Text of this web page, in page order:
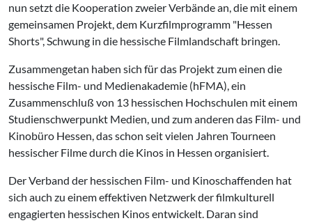
nun setzt die Kooperation zweier Verbände an, die mit einem
gemeinsamen Projekt, dem Kurzfilmprogramm "Hessen
Shorts", Schwung in die hessische Filmlandschaft bringen.
Zusammengetan haben sich für das Projekt zum einen die
hessische Film- und Medienakademie (hFMA), ein
Zusammenschluß von 13 hessischen Hochschulen mit einem
Studienschwerpunkt Medien, und zum anderen das Film- und
Kinobüro Hessen, das schon seit vielen Jahren Tourneen
hessischer Filme durch die Kinos in Hessen organisiert.
Der Verband der hessischen Film- und Kinoschaffenden hat
sich auch zu einem effektiven Netzwerk der filmkulturell
engagierten hessischen Kinos entwickelt. Daran sind